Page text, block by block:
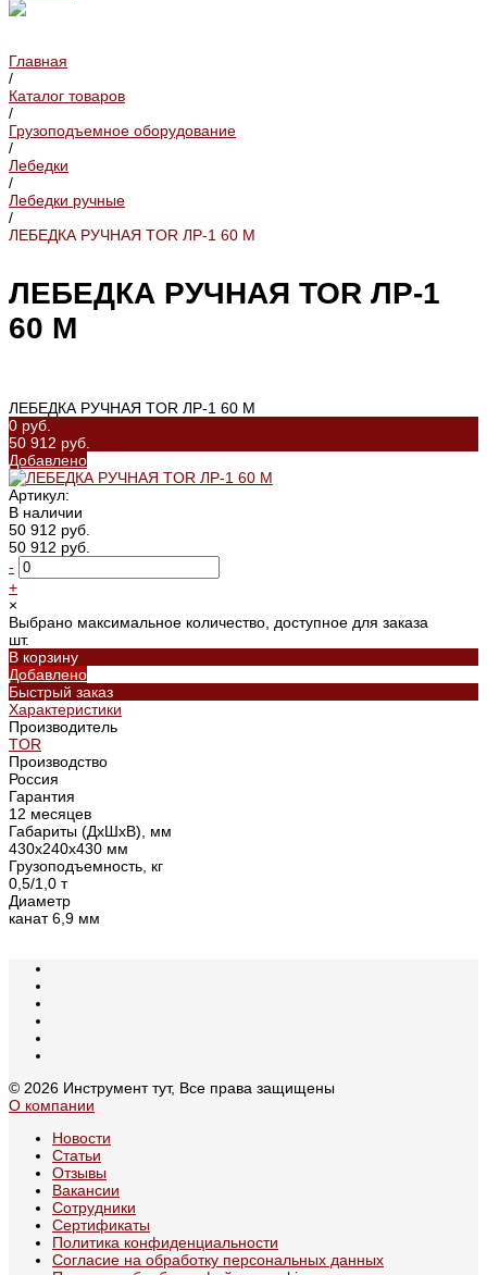
Главная
/
Каталог товаров
/
Грузоподъемное оборудование
/
Лебедки
/
Лебедки ручные
/
ЛЕБЕДКА РУЧНАЯ TOR ЛР-1 60 М
ЛЕБЕДКА РУЧНАЯ TOR ЛР-1
60 М
ЛЕБЕДКА РУЧНАЯ TOR ЛР-1 60 М
0 руб.
50 912 руб.
Добавлено
Артикул:
В наличии
50 912 руб.
50 912 руб.
-
+
×
Выбрано максимальное количество, доступное для заказа
шт.
В корзину
Добавлено
Быстрый заказ
Характеристики
Производитель
TOR
Производство
Россия
Гарантия
12 месяцев
Габариты (ДхШхВ), мм
430х240х430 мм
Грузоподъемность, кг
0,5/1,0 т
Диаметр
канат 6,9 мм
© 2026 Инструмент тут, Все права защищены
О компании
Новости
Статьи
Отзывы
Вакансии
Сотрудники
Сертификаты
Политика конфиденциальности
Согласие на обработку персональных данных